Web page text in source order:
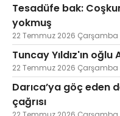
Tesadüfe bak:
yokmuş
22 Temmuz 2026 Çarşamba
Tuncay Yıldız'ın oğlu
22 Temmuz 2026 Çarşamba
Darıca’ya göç eden
çağrısı